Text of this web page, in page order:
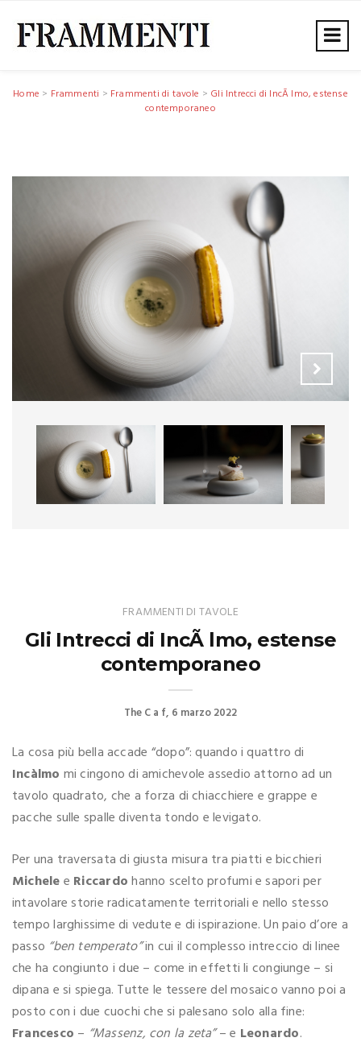
Home > Frammenti > Frammenti di tavole > Gli Intrecci di IncÃ lmo, estense
contemporaneo
FRAMMENTI DI TAVOLE
Gli Intrecci di IncÃ lmo, estense
contemporaneo
The C a f 6 marzo 2022
La cosa più bella accade “dopo”: quando i quattro di
Incàlmo mi cingono di amichevole assedio attorno ad un
tavolo quadrato, che a forza di chiacchiere e grappe e
pacche sulle spalle diventa tondo e levigato.
Per una traversata di giusta misura tra piatti e bicchieri
Michelee Riccardohanno scelto profumi e sapori per
intavolare storie radicatamente territoriali e nello stesso
tempo larghissime di vedute e di ispirazione. Un paio d’ore a
passo “ben temperato”in cui il complesso intreccio di linee
che ha congiunto i due – come in effetti li congiunge – si
dipana e si spiega. Tutte le tessere del mosaico vanno poi a
posto con i due cuochi che si palesano solo alla fine:
Francesco – “Massenz, con la zeta”– e Leonardo.